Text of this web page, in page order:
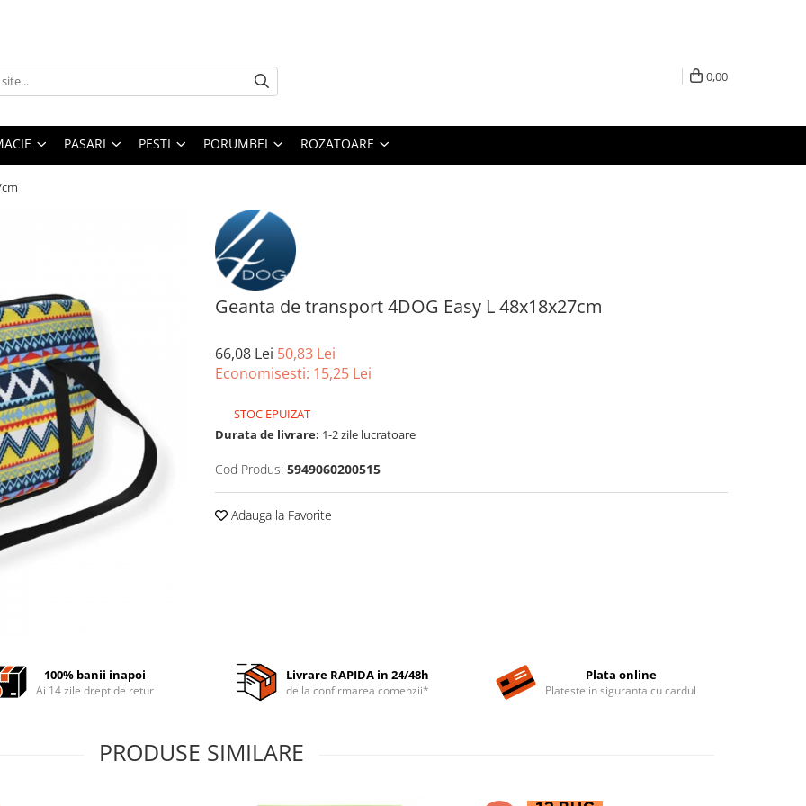
0,00
PASARI PESTI PORUMBEI ROZATOARE
Geanta de transport 4DOG Easy L 48x18x27cm
66,08 Lei 50,83 Lei
Economisesti: 15,25 Lei
STOC EPUIZAT
Durata de livrare: 1-2 zile lucratoare
Cod Produs: 5949060200515
Adauga la Favorite
100% banii inapoi
Ai 14 zile drept de retur
Livrare RAPIDA in 24/48h
de la confirmarea comenzii*
Plata online
Plateste in siguranta cu cardul
PRODUSE SIMILARE